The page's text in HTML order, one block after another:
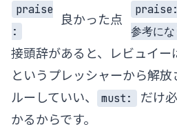
praise
:
良かった点
praise:
参考に
接頭辞があると、レビュイー
というプレッシャーから解放
ルーしていい、
must:
だけ
かるからです。